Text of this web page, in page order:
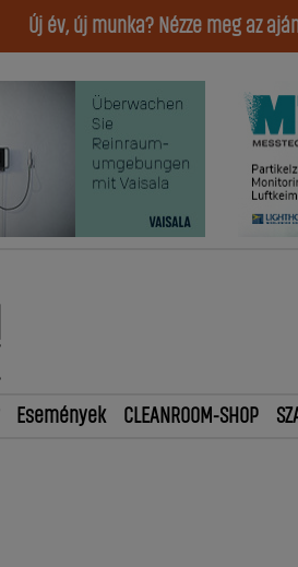
Új év, új munka? Nézze meg az
Események CLEANROOM-SHOP